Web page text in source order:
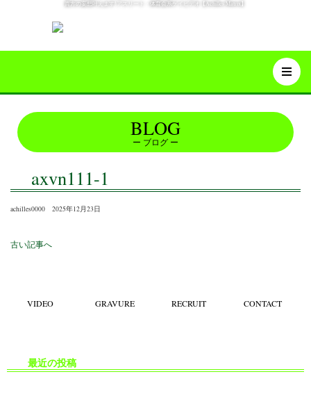
貴方の妄想叶えます!アスリート・体育会系ゲイビデオ【Achilles Matrix】
BLOG
ブログ
axvn111-1
achilles0000 2025年12月23日
古い記事へ
VIDEO GRAVURE RECRUIT CONTACT
最近の投稿